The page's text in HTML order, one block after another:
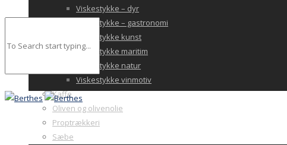
Viskestykke – dyr
Viskestykke – gastronomi
Viskestykke kunst
Viskestykke maritim
Viskestykke natur
Viskestykke vinmotiv
Kaffe
Oliven og olivenolie
Proptrækkeri
Sæbe